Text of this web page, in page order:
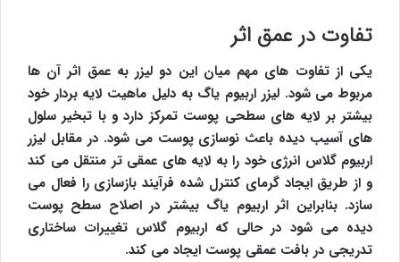
تفاوت در عمق اثر
یکی از تفاوت های مهم میان این دو لیزر به عمق اثر آن ها
مربوط می شود. لیزر اربیوم یاگ به دلیل ماهیت لایه بردار خود
بیشتر بر لایه های سطحی پوست تمرکز دارد و با تبخیر سلول
های آسیب دیده باعث نوسازی پوست می شود. در مقابل لیزر
اربیوم گلاس انرژی خود را به لایه های عمقی تر منتقل می کند
و از طریق ایجاد گرمای کنترل شده فرآیند بازسازی را فعال می
سازد. بنابراین اثر اربیوم یاگ بیشتر در اصلاح سطح پوست
دیده می شود در حالی که اربیوم گلاس تغییرات ساختاری
تدریجی در بافت عمقی پوست ایجاد می کند.